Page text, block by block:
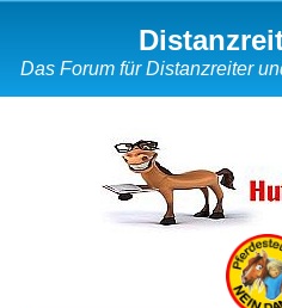
Das Forum für Distanzreiter